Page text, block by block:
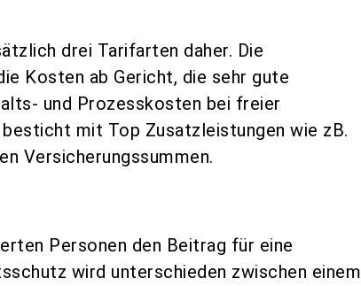
drei Tarifarten daher. Die
Kosten ab Gericht, die sehr gute
und Prozesskosten bei freier
mit Top Zusatzleistungen wie zB.
Versicherungssummen.
Personen den Beitrag für eine
wird unterschieden zwischen einem